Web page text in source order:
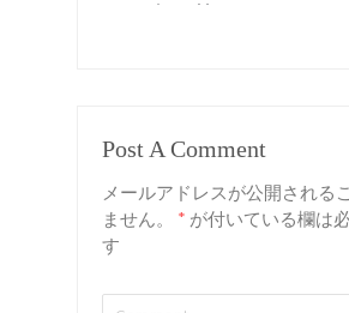
ライフイ
ベント】
Post A Comment
メールアドレスが公開される
ません。
* が付いている欄は
す